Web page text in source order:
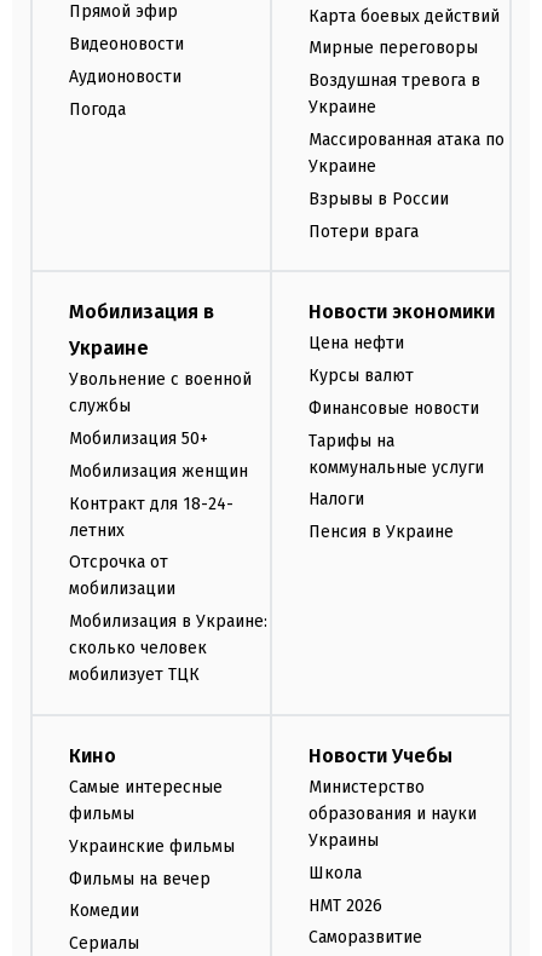
Прямой эфир
Видеоновости
Аудионовости
Погода
Карта боевых действий
Мирные переговоры
Воздушная тревога в
Украине
Массированная атака по
Украине
Взрывы в России
Потери врага
Мобилизация в
Украине
Увольнение с военной
службы
Мобилизация 50+
Мобилизация женщин
Контракт для 18-24-
летних
Отсрочка от
мобилизации
Мобилизация в Украине:
сколько человек
мобилизует ТЦК
Новости экономики
Цена нефти
Курсы валют
Финансовые новости
Тарифы на
коммунальные услуги
Налоги
Пенсия в Украине
Кино
Самые интересные
фильмы
Украинские фильмы
Фильмы на вечер
Комедии
Сериалы
Новости Учебы
Министерство
образования и науки
Украины
Школа
НМТ 2026
Саморазвитие